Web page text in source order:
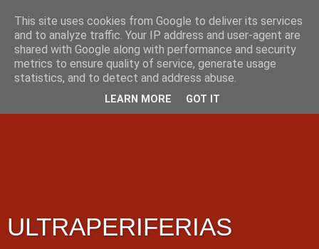
ULTRAPERIFERIAS
This site uses cookies from Google to deliver its services
and to analyze traffic. Your IP address and user-agent are
shared with Google along with performance and security
metrics to ensure quality of service, generate usage
statistics, and to detect and address abuse.
LEARN MORE GOT IT